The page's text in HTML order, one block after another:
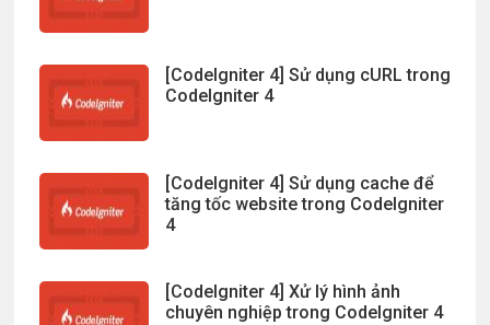
[CodeIgniter 4] Sử dụng cURL trong
CodeIgniter 4
[CodeIgniter 4] Sử dụng cache để
tăng tốc website trong CodeIgniter
4
[CodeIgniter 4] Xử lý hình ảnh
chuyên nghiệp trong CodeIgniter 4